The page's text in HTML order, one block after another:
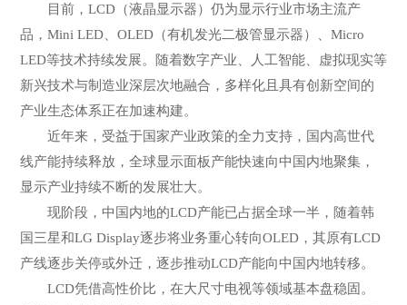
目前，LCD（液晶显示器）仍为显示行业市场主流产
品，Mini LED、OLED（有机发光二极管显示器）、Micro
LED等技术持续发展。随着数字产业、人工智能、虚拟现实等
新兴技术与制造业深层次地融合，多样化且具有创新空间的
产业生态体系正在加速构建。
近年来，受益于国家产业政策的全力支持，国内高世代
线产能持续释放，全球显示面板产能快速向中国内地聚集，
显示产业持续不断的发展壮大。
现阶段，中国内地的LCD产能已占据全球一半，随着韩
国三星和LG Display逐步将业务重心转向OLED，其原有LCD
产线逐步关停或外迁，逐步推动LCD产能向中国内地转移。
LCD凭借高性价比，在大尺寸电视等领域基本盘稳固。